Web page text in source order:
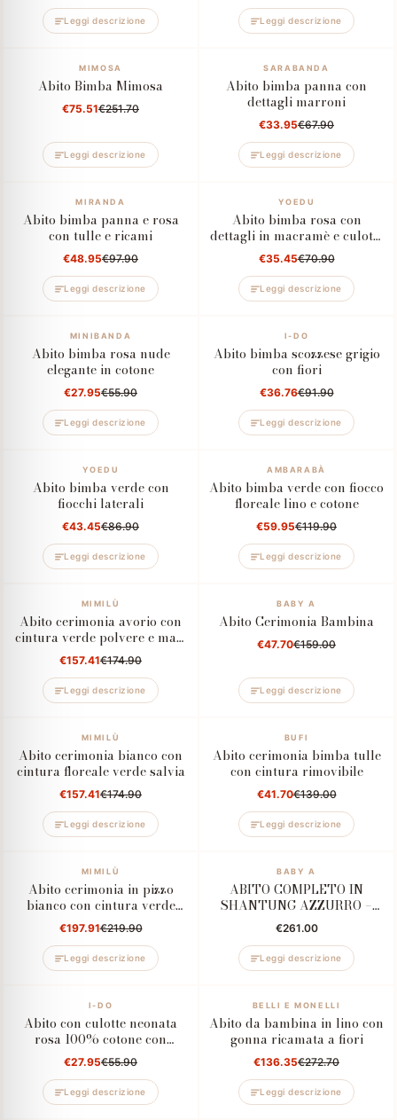
Leggi descrizione Leggi descrizione
MIMOSA
Abito Bimba Mimosa
€75.51€251.70
Leggi descrizione
SARABANDA
Abito bimba panna con
dettagli marroni
€33.95€67.90
Leggi descrizione
MIRANDA
Abito bimba panna e rosa
con tulle e ricami
€48.95€97.90
Leggi descrizione
YOEDU
Abito bimba rosa con
dettagli in macramè e culotte
coordinata
€35.45€70.90
Leggi descrizione
MINIBANDA
Abito bimba rosa nude
elegante in cotone
€27.95€55.90
Leggi descrizione
I-DO
Abito bimba scozzese grigio
con fiori
€36.76€91.90
Leggi descrizione
YOEDU
Abito bimba verde con
fiocchi laterali
€43.45€86.90
Leggi descrizione
AMBARABÀ
Abito bimba verde con fiocco
floreale lino e cotone
€59.95€119.90
Leggi descrizione
MIMILÙ
Abito cerimonia avorio con
cintura verde polvere e maxi
fiocco
€157.41€174.90
Leggi descrizione
BABY A
Abito Cerimonia Bambina
€47.70€159.00
Leggi descrizione
MIMILÙ
Abito cerimonia bianco con
cintura floreale verde salvia
€157.41€174.90
Leggi descrizione
BUFI
Abito cerimonia bimba tulle
con cintura rimovibile
€41.70€139.00
Leggi descrizione
MIMILÙ
Abito cerimonia in pizzo
bianco con cintura verde
salvia
€197.91€219.90
Leggi descrizione
BABY A
ABITO COMPLETO IN
SHANTUNG AZZURRO –
ELEGANTE PER
BATTESIMO E CERIMONIA
NEONATO
€261.00
Leggi descrizione
I-DO
Abito con culotte neonata
rosa 100% cotone con
colletto volant e fiore
applicato
€27.95€55.90
Leggi descrizione
BELLI E MONELLI
Abito da bambina in lino con
gonna ricamata a fiori
€136.35€272.70
Leggi descrizione